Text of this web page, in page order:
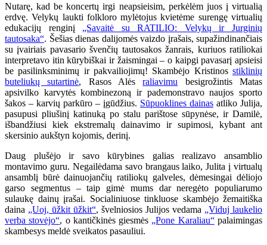
Nutarę, kad be koncertų irgi neapsieisim, perkėlėm juos į virtualią
erdvę. Velykų laukti folkloro mylėtojus kvietėme surengę virtualių
edukacijų renginį „Savaitė su RATILIO: Velykų ir Jurginių
tautosaka“. Šešias dienas dalijomės vaizdo įrašais, supažindinančiais
su įvairiais pavasario švenčių tautosakos žanrais, kuriuos ratiliokai
interpretavo itin kūrybiškai ir žaismingai – o kaipgi pavasarį apsieisi
be pasilinksminimų ir pakvailiojimų! Skambėjo Kristinos stiklinių
buteliukų sutartinė, Rasos Alėsraliavimu besigrožintis Matas
apsivilko karvytės kombinezoną ir pademonstravo naujos sporto
šakos – karvių parkūro – įgūdžius. Sūpuoklines dainas atliko Julija,
pasupusi pliušinį katinuką po stalu parištose sūpynėse, ir Damilė,
išbandžiusi kiek ekstremalų dainavimo ir supimosi, kybant ant
skersinio aukštyn kojomis, derinį.
Daug plušėjo ir savo kūrybines galias realizavo ansamblio
montavimo guru. Negailėdama savo brangaus laiko, Julita į virtualų
ansamblį būrė dainuojančių ratiliokų galveles, dėmesingai dėliojo
garso segmentus – taip gimė mums dar neregėto populiarumo
sulaukę dainų įrašai. Socialiniuose tinkluose skambėjo žemaitiška
daina „Uoj, ūžkit ūžkit“, švelniosios Julijos vedama „Viduj laukelio
verba stovėjo“, o kantičkinės giesmės „Pone Karaliau“palaimingas
skambesys meldė sveikatos pasauliui.